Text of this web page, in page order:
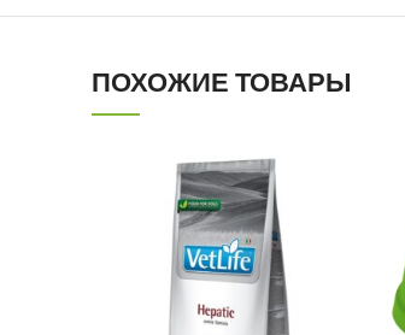
ПОХОЖИЕ ТОВАРЫ